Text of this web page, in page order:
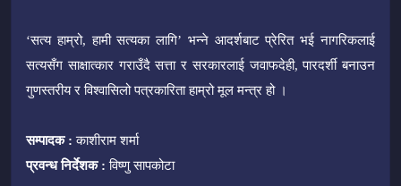
‘सत्य हाम्रो, हामी सत्यका लागि’ भन्ने आदर्शबाट प्रेरित भई नागरिकलाई
सत्यसँग साक्षात्कार गराउँदै सत्ता र सरकारलाई जवाफदेही, पारदर्शी बनाउन
गुणस्तरीय र विश्वासिलो पत्रकारिता हाम्रो मूल मन्त्र हो ।
सम्पादक : काशीराम शर्मा
प्रवन्ध निर्देशक : विष्णु सापकोटा